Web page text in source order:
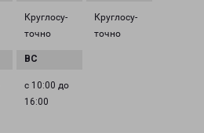
Круглосу­
точно
Круглосу­
точно
с 10:00 до
16:00